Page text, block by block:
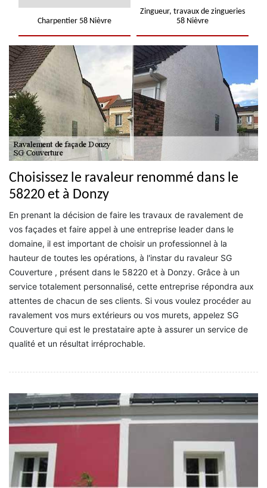
Charpentier 58 Nièvre
Zingueur, travaux de zingueries
58 Nièvre
Choisissez le ravaleur renommé dans le
58220 et à Donzy
En prenant la décision de faire les travaux de ravalement de
vos façades et faire appel à une entreprise leader dans le
domaine, il est important de choisir un professionnel à la
hauteur de toutes les opérations, à l'instar du ravaleur SG
Couverture , présent dans le 58220 et à Donzy. Grâce à un
service totalement personnalisé, cette entreprise répondra aux
attentes de chacun de ses clients. Si vous voulez procéder au
ravalement vos murs extérieurs ou vos murets, appelez SG
Couverture qui est le prestataire apte à assurer un service de
qualité et un résultat irréprochable.